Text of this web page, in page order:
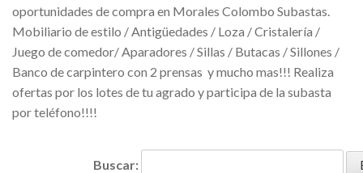
oportunidades de compra en Morales Colombo Subastas.
Mobiliario de estilo / Antigüedades / Loza / Cristalería /
Juego de comedor/ Aparadores / Sillas / Butacas / Sillones /
Banco de carpintero con 2 prensas y mucho mas!!! Realiza
ofertas por los lotes de tu agrado y participa de la subasta
por teléfono!!!!
Buscar: